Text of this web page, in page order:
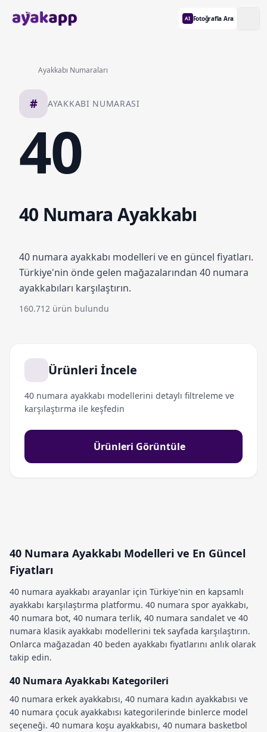
AI Fotoğrafla Ara
Ayakkabı Numaraları
# AYAKKABI NUMARASI
40
40 Numara Ayakkabı
40 numara ayakkabı modelleri ve en güncel fiyatları.
Türkiye'nin önde gelen mağazalarından 40 numara
ayakkabıları karşılaştırın.
160.712 ürün bulundu
Ürünleri İncele
40 numara ayakkabı modellerini detaylı filtreleme ve
karşılaştırma ile keşfedin
Ürünleri Görüntüle
40 Numara Ayakkabı Modelleri ve En Güncel
Fiyatları
40 numara ayakkabı arayanlar için Türkiye'nin en kapsamlı
ayakkabı karşılaştırma platformu. 40 numara spor ayakkabı,
40 numara bot, 40 numara terlik, 40 numara sandalet ve 40
numara klasik ayakkabı modellerini tek sayfada karşılaştırın.
Onlarca mağazadan 40 beden ayakkabı fiyatlarını anlık olarak
takip edin.
40 Numara Ayakkabı Kategorileri
40 numara erkek ayakkabısı, 40 numara kadın ayakkabısı ve
40 numara çocuk ayakkabısı kategorilerinde binlerce model
seçeneği. 40 numara koşu ayakkabısı, 40 numara basketbol